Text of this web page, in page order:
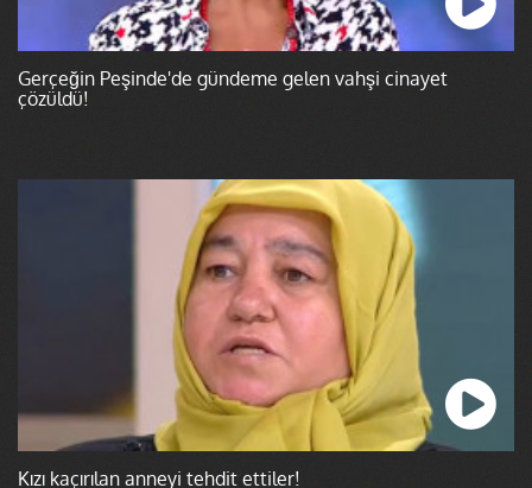
Gerçeğin Peşinde'de gündeme gelen vahşi cinayet
çözüldü!
Kızı kaçırılan anneyi tehdit ettiler!